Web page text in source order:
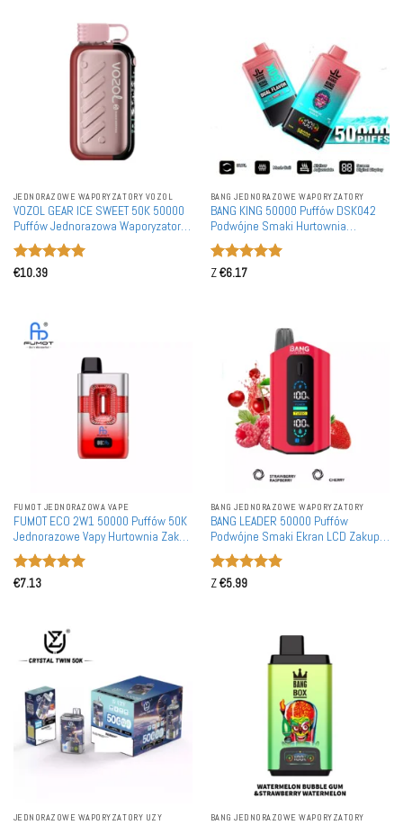
JEDNORAZOWE WAPORYZATORY VOZOL
VOZOL GEAR ICE SWEET 50K 50000
Puffów Jednorazowa Waporyzator
Hurtownia Zakup luzem Magazyn
Europejski
Oceniono
€10.39
BANG JEDNORAZOWE WAPORYZATORY
BANG KING 50000 Puffów DSK042
Podwójne Smaki Hurtownia
Akumulatorowych 50K
Jednorazowych Waporyzatorów
Oceniono
Z€6.17
FUMOT JEDNORAZOWA VAPE
FUMOT ECO 2W1 50000 Puffów 50K
Jednorazowe Vapy Hurtownia Zakup
luzem Inteligentny Ekran Podwójny
Smak
Oceniono
€7.13
BANG JEDNORAZOWE WAPORYZATORY
BANG LEADER 50000 Puffów
Podwójne Smaki Ekran LCD Zakup
Hurtowy Akumulatory Wznawialne
Jednorazowe Vape Hurt
Oceniono
Z€5.99
JEDNORAZOWE WAPORYZATORY UZY BANG JEDNORAZOWE WAPORYZATORY